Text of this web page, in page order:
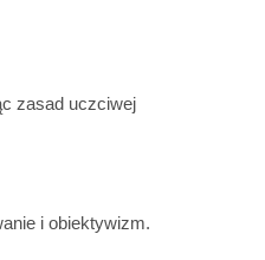
zasad uczciwej
i obiektywizm.